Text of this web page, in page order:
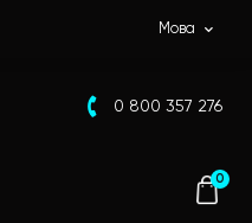
Мова
0 800 357 276
0